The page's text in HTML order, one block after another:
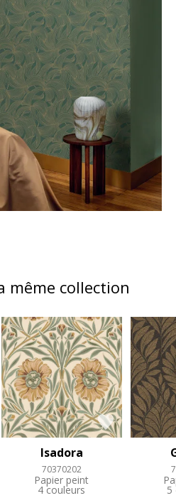
même collection
Isadora
70370202
Papier peint
4 couleurs 5